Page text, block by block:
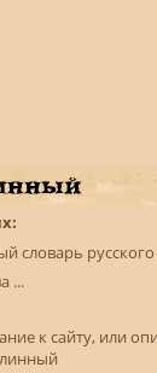
словарь
...
к сайту, или